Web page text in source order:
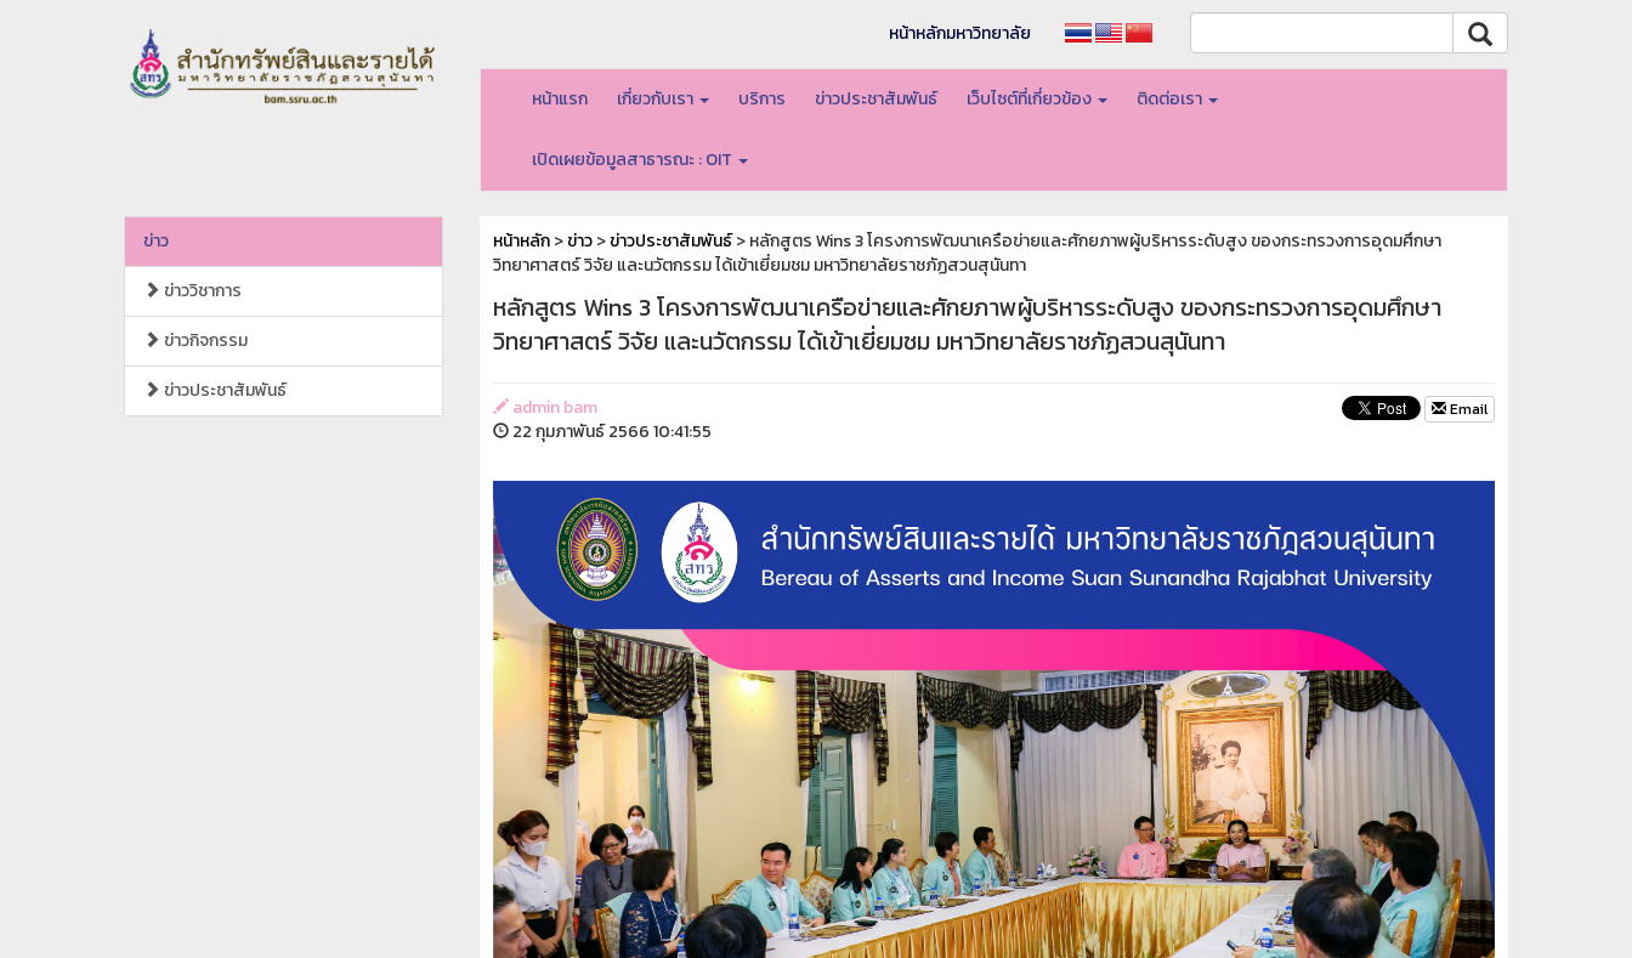
หน้าหลักมหาวิทยาลัย
หน้าแรก เกี่ยวกับเรา บริการ ข่าวประชาสัมพันธ์ เว็บไซต์ที่เกี่ยวข้อง ติดต่อเรา
เปิดเผยข้อมูลสาธารณะ : OIT
ข่าว
ข่าววิชาการ
ข่าวกิจกรรม
ข่าวประชาสัมพันธ์
หน้าหลัก>ข่าว>ข่าวประชาสัมพันธ์> หลักสูตร Wins 3 โครงการพัฒนาเครือข่ายและศักยภาพผู้บริหารระดับสูง ของกระทรวงการอุดมศึกษา
วิทยาศาสตร์ วิจัย และนวัตกรรม ได้เข้าเยี่ยมชม มหาวิทยาลัยราชภัฏสวนสุนันทา
หลักสูตร Wins 3 โครงการพัฒนาเครือข่ายและศักยภาพผู้บริหารระดับสูง ของกระทรวงการอุดมศึกษา
วิทยาศาสตร์ วิจัย และนวัตกรรม ได้เข้าเยี่ยมชม มหาวิทยาลัยราชภัฏสวนสุนันทา
admin bam
22 กุมภาพันธ์ 2566 10:41:55
Email